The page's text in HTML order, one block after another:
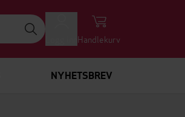
Handlekurv
NYHETSBREV